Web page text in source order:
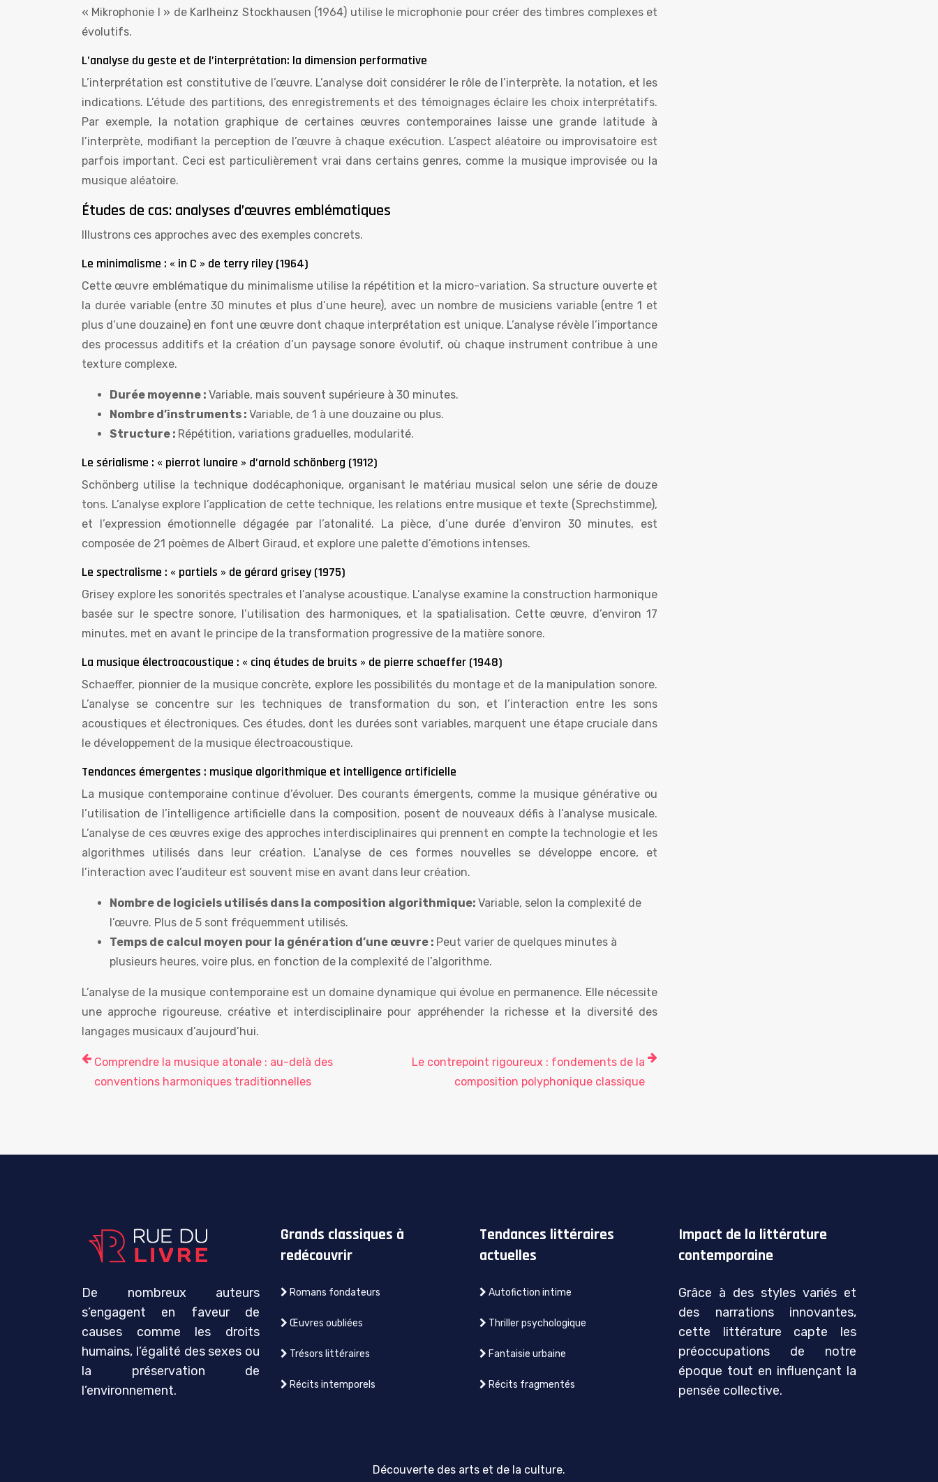
« Mikrophonie I » de Karlheinz Stockhausen (1964) utilise le microphonie pour créer des timbres complexes et
évolutifs.
L’analyse du geste et de l’interprétation: la dimension performative
L’interprétation est constitutive de l’œuvre. L’analyse doit considérer le rôle de l’interprète, la notation, et les
indications. L’étude des partitions, des enregistrements et des témoignages éclaire les choix interprétatifs.
Par exemple, la notation graphique de certaines œuvres contemporaines laisse une grande latitude à
l’interprète, modifiant la perception de l’œuvre à chaque exécution. L’aspect aléatoire ou improvisatoire est
parfois important. Ceci est particulièrement vrai dans certains genres, comme la musique improvisée ou la
musique aléatoire.
Études de cas: analyses d’œuvres emblématiques
Illustrons ces approches avec des exemples concrets.
Le minimalisme : « in C » de terry riley (1964)
Cette œuvre emblématique du minimalisme utilise la répétition et la micro-variation. Sa structure ouverte et
la durée variable (entre 30 minutes et plus d’une heure), avec un nombre de musiciens variable (entre 1 et
plus d’une douzaine) en font une œuvre dont chaque interprétation est unique. L’analyse révèle l’importance
des processus additifs et la création d’un paysage sonore évolutif, où chaque instrument contribue à une
texture complexe.
Durée moyenne : Variable, mais souvent supérieure à 30 minutes.
Nombre d’instruments : Variable, de 1 à une douzaine ou plus.
Structure : Répétition, variations graduelles, modularité.
Le sérialisme : « pierrot lunaire » d’arnold schönberg (1912)
Schönberg utilise la technique dodécaphonique, organisant le matériau musical selon une série de douze
tons. L’analyse explore l’application de cette technique, les relations entre musique et texte (Sprechstimme),
et l’expression émotionnelle dégagée par l’atonalité. La pièce, d’une durée d’environ 30 minutes, est
composée de 21 poèmes de Albert Giraud, et explore une palette d’émotions intenses.
Le spectralisme : « partiels » de gérard grisey (1975)
Grisey explore les sonorités spectrales et l’analyse acoustique. L’analyse examine la construction harmonique
basée sur le spectre sonore, l’utilisation des harmoniques, et la spatialisation. Cette œuvre, d’environ 17
minutes, met en avant le principe de la transformation progressive de la matière sonore.
La musique électroacoustique : « cinq études de bruits » de pierre schaeffer (1948)
Schaeffer, pionnier de la musique concrète, explore les possibilités du montage et de la manipulation sonore.
L’analyse se concentre sur les techniques de transformation du son, et l’interaction entre les sons
acoustiques et électroniques. Ces études, dont les durées sont variables, marquent une étape cruciale dans
le développement de la musique électroacoustique.
Tendances émergentes : musique algorithmique et intelligence artificielle
La musique contemporaine continue d’évoluer. Des courants émergents, comme la musique générative ou
l’utilisation de l’intelligence artificielle dans la composition, posent de nouveaux défis à l’analyse musicale.
L’analyse de ces œuvres exige des approches interdisciplinaires qui prennent en compte la technologie et les
algorithmes utilisés dans leur création. L’analyse de ces formes nouvelles se développe encore, et
l’interaction avec l’auditeur est souvent mise en avant dans leur création.
Nombre de logiciels utilisés dans la composition algorithmique: Variable, selon la complexité de
l’œuvre. Plus de 5 sont fréquemment utilisés.
Temps de calcul moyen pour la génération d’une œuvre : Peut varier de quelques minutes à
plusieurs heures, voire plus, en fonction de la complexité de l’algorithme.
L’analyse de la musique contemporaine est un domaine dynamique qui évolue en permanence. Elle nécessite
une approche rigoureuse, créative et interdisciplinaire pour appréhender la richesse et la diversité des
langages musicaux d’aujourd’hui.
Comprendre la musique atonale : au-delà des
conventions harmoniques traditionnelles
Le contrepoint rigoureux : fondements de la
composition polyphonique classique
De nombreux auteurs
s’engagent en faveur de
causes comme les droits
humains, l’égalité des sexes ou
la préservation de
l’environnement.
Grands classiques à
redécouvrir
Romans fondateurs
Œuvres oubliées
Trésors littéraires
Récits intemporels
Tendances littéraires
actuelles
Autofiction intime
Thriller psychologique
Fantaisie urbaine
Récits fragmentés
Impact de la littérature
contemporaine
Grâce à des styles variés et
des narrations innovantes,
cette littérature capte les
préoccupations de notre
époque tout en influençant la
pensée collective.
Découverte des arts et de la culture.